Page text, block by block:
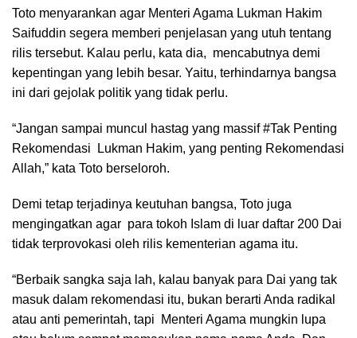
Toto menyarankan agar Menteri Agama Lukman Hakim
Saifuddin segera memberi penjelasan yang utuh tentang
rilis tersebut. Kalau perlu, kata dia, mencabutnya demi
kepentingan yang lebih besar. Yaitu, terhindarnya bangsa
ini dari gejolak politik yang tidak perlu.
“Jangan sampai muncul hastag yang massif #Tak Penting
Rekomendasi Lukman Hakim, yang penting Rekomendasi
Allah,” kata Toto berseloroh.
Demi tetap terjadinya keutuhan bangsa, Toto juga
mengingatkan agar para tokoh Islam di luar daftar 200 Dai
tidak terprovokasi oleh rilis kementerian agama itu.
“Berbaik sangka saja lah, kalau banyak para Dai yang tak
masuk dalam rekomendasi itu, bukan berarti Anda radikal
atau anti pemerintah, tapi Menteri Agama mungkin lupa